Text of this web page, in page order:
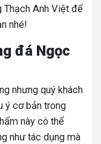
Thạch Anh Việt để
nhé!
đá Ngọc
nhưng quý khách
ý cơ bản trong
này có thể
như tác dụng mà